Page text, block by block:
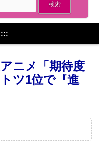
:::
ニメ「期待度
ツ1位で『進